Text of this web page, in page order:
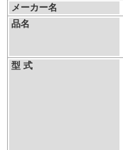
メーカー名
品名
型 式